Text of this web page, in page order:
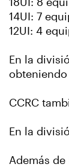
18UI: 8
14UI: 7
12UI: 4
En la
obteniendo
CCRC
En la
Además